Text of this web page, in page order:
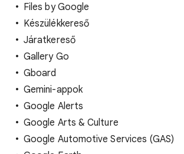
Files by Google
Készülékkereső
Járatkereső
Gallery Go
Gboard
Gemini-appok
Google Alerts
Google Arts & Culture
Google Automotive Services (GAS)